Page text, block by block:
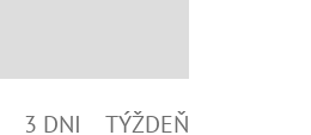
3 DNI TÝŽDEŇ